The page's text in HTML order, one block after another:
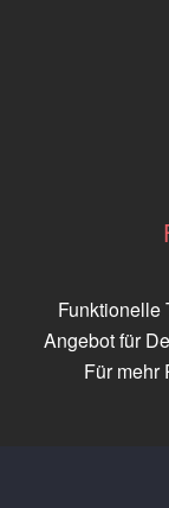
Funktionelle
Angebot für
Für mehr